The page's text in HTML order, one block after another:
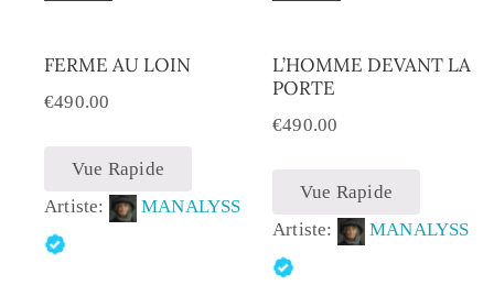
FERME AU LOIN
€490.00
Vue Rapide
Artiste:
MANALYSS
L’HOMME DEVANT LA
PORTE
€490.00
Vue Rapide
Artiste:
MANALYSS